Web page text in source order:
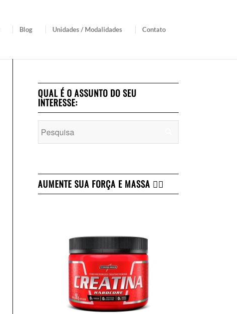
Blog Unidades / Modalidades Contato
QUAL É O ASSUNTO DO SEU
INTERESSE:
AUMENTE SUA FORÇA E MASSA 👇🏻